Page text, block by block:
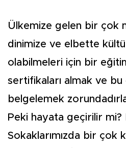
Ülkemize gelen bir çok
dinimize ve elbette
olabilmeleri için bir
sertifikaları almak ve bu
belgelemek
Peki hayata geçirilir mi?
Sokaklarımızda bir çok